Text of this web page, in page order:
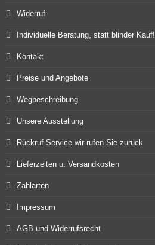
Widerruf
Individuelle Beratung, statt blinder Kauf!
Kontakt
Preise und Angebote
Wegbeschreibung
Unsere Ausstellung
Rückruf-Service wir rufen Sie zurück
Lieferzeiten u. Versandkosten
Zahlarten
Impressum
AGB und Widerrufsrecht